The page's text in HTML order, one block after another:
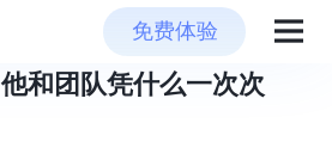
免费体验
和团队凭什么一次次